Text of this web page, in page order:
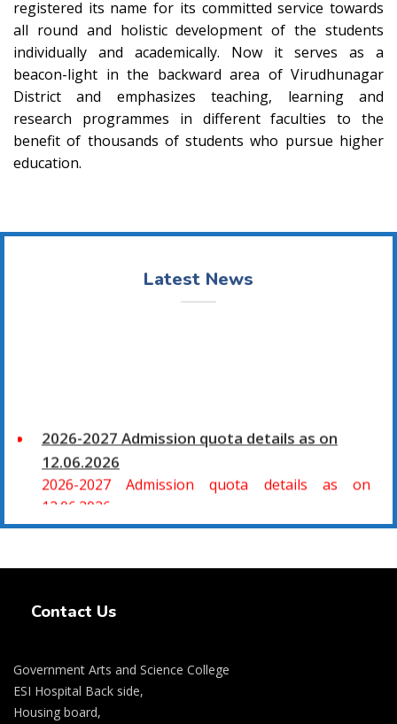
registered its name for its committed service towards
all round and holistic development of the students
individually and academically. Now it serves as a
beacon-light in the backward area of Virudhunagar
District and emphasizes teaching, learning and
research programmes in different faculties to the
benefit of thousands of students who pursue higher
education.
Latest News
2026-2027 Admission quota details as on
12.06.2026
2026-2027 Admission quota details as on
12.06.2026
08.06.2026 அன்று B.Sc., கணிதம், B.Sc., கணினி
விலங்கியல் ஆகிய அறிவியல் பாடப்பிரிவுகளுக்கும்,
09.06.2026 அன்று B.Com., வணிகவியல், B.B.A.,
வணிக நிர்வாகவியல், B.A., பொருளியல், B.A., வரலாறு
Contact Us
Government Arts and Science College
ESI Hospital Back side,
Housing board,